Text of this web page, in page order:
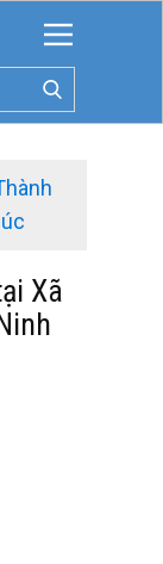
Xã